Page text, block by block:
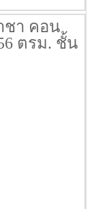
ชา คอน
ตรม. ชั้น